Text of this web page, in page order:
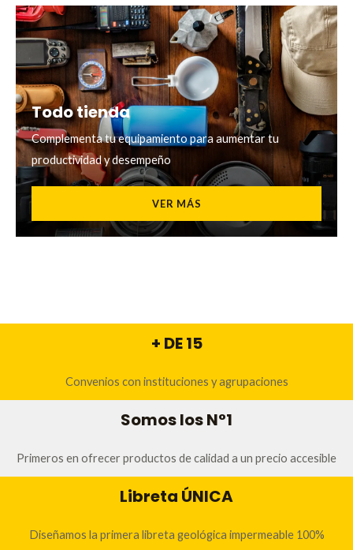
Todo tienda
Complementa tu equipamiento para aumentar tu
productividad y desempeño
VER MÁS
+ DE 15
Convenios con instituciones y agrupaciones
Somos los N°1
Primeros en ofrecer productos de calidad a un precio accesible
Libreta ÚNICA
Diseñamos la primera libreta geológica impermeable 100%